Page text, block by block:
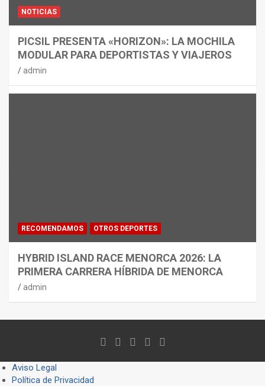
NOTICIAS
PICSIL PRESENTA «HORIZON»: LA MOCHILA
MODULAR PARA DEPORTISTAS Y VIAJEROS
admin
RECOMENDAMOS OTROS DEPORTES
HYBRID ISLAND RACE MENORCA 2026: LA
PRIMERA CARRERA HÍBRIDA DE MENORCA
admin
Aviso Legal
Política de Privacidad